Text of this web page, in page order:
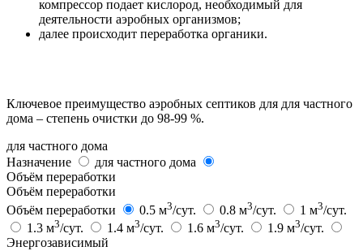
компрессор подает кислород, необходимый для
деятельности аэробных организмов;
далее происходит переработка органики.
Ключевое преимущество аэробных септиков для для частного
дома – степень очистки до 98-99 %.
для частного дома
Назначение
для частного дома
Объём переработки
Объём переработки
Объём переработки
0.5 м3/сут. 0.8 м3/сут. 1 м3/сут.
1.3 м3/сут. 1.4 м3/сут. 1.6 м3/сут. 1.9 м3/сут.
Энергозависимый